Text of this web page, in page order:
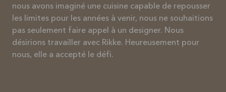
nous avons imaginé une cuisine capable de repousser
les limites pour les années à venir, nous ne souhaitions
pas seulement faire appel à un designer. Nous
désirions travailler avec Rikke. Heureusement pour
nous, elle a accepté le défi.